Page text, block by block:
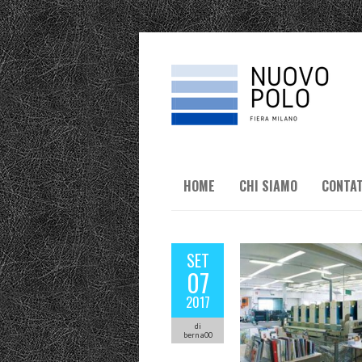
HOME CHI SIAMO
SET
07
2017
di
berna00